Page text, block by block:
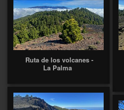
Ruta de los volcanes -
La Palma